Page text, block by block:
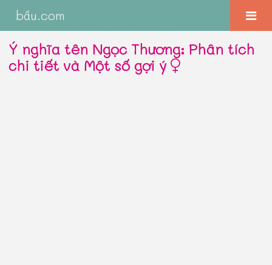
bầu.com
Ý nghĩa tên Ngọc Thương: Phân tích
chi tiết và Một số gợi ý